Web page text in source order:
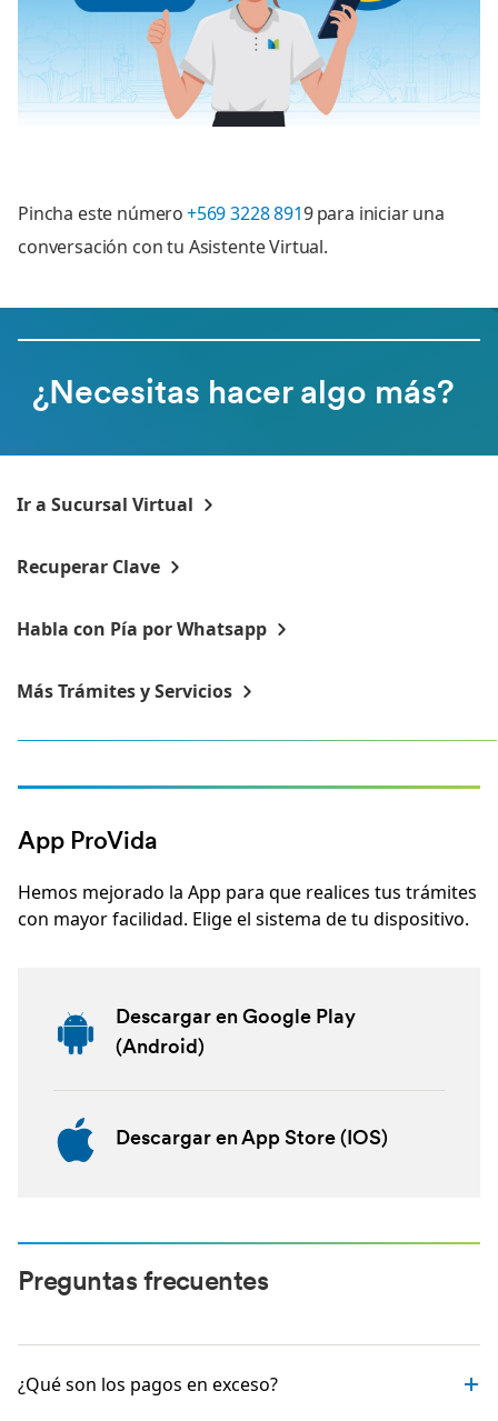
Pincha este número+569 3228 8919 para iniciar una
conversación con tu Asistente Virtual.
¿Necesitas hacer algo más?
Ir a Sucursal Virtual
Recuperar Clave
Habla con Pía por Whatsapp
Más Trámites y Servicios
App ProVida
Hemos mejorado la App para que realices tus trámites
con mayor facilidad. Elige el sistema de tu dispositivo.
Descargar en Google Play
(Android)
Descargar en App Store (IOS)
Preguntas frecuentes
¿Qué son los pagos en exceso?